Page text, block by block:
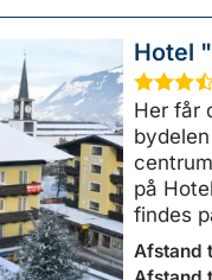
Hotel
★★★
Her får
på
findes
Afstand